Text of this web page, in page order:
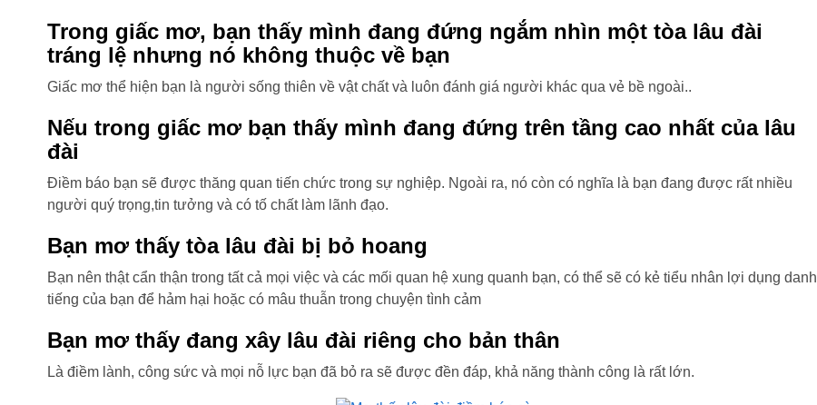
Trong giấc mơ, bạn thấy mình đang đứng ngắm nhìn một tòa lâu đài
tráng lệ nhưng nó không thuộc về bạn
Giấc mơ thể hiện bạn là người sống thiên về vật chất và luôn đánh giá người khác qua vẻ bề ngoài..
Nếu trong giấc mơ bạn thấy mình đang đứng trên tầng cao nhất của lâu
đài
Điềm báo bạn sẽ được thăng quan tiến chức trong sự nghiệp. Ngoài ra, nó còn có nghĩa là bạn đang được rất nhiều
người quý trọng,tin tưởng và có tố chất làm lãnh đạo.
Bạn mơ thấy tòa lâu đài bị bỏ hoang
Bạn nên thật cẩn thận trong tất cả mọi việc và các mối quan hệ xung quanh bạn, có thể sẽ có kẻ tiểu nhân lợi dụng danh
tiếng của bạn để hảm hại hoặc có mâu thuẫn trong chuyện tình cảm
Bạn mơ thấy đang xây lâu đài riêng cho bản thân
Là điềm lành, công sức và mọi nỗ lực bạn đã bỏ ra sẽ được đền đáp, khả năng thành công là rất lớn.